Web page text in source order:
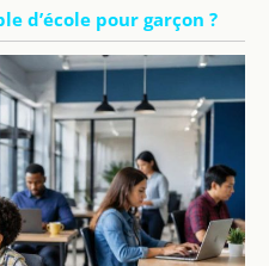
d’école pour garçon ?